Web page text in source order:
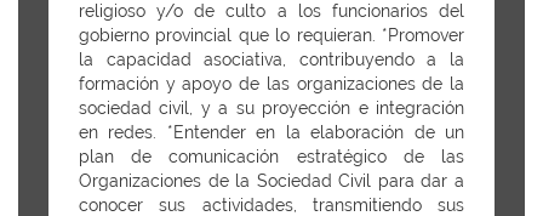
religioso y/o de culto a los funcionarios del
gobierno provincial que lo requieran. *Promover
la capacidad asociativa, contribuyendo a la
formación y apoyo de las organizaciones de la
sociedad civil, y a su proyección e integración
en redes. *Entender en la elaboración de un
plan de comunicación estratégico de las
Organizaciones de la Sociedad Civil para dar a
conocer sus actividades, transmitiendo sus